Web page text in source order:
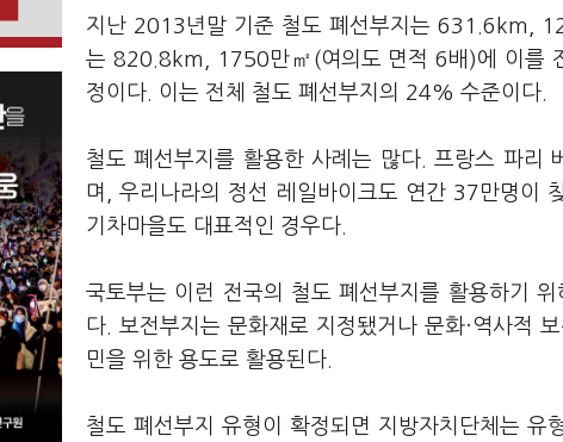
지난 2013년말 기준 철도 폐선부지는 631.6km,
는 820.8km, 1750만㎡(여의도 면적 6배)에 이를
정이다. 이는 전체 철도 폐선부지의 24% 수준이다.
철도 폐선부지를 활용한 사례는 많다. 프랑스 파리
며, 우리나라의 정선 레일바이크도 연간 37만명이
기차마을도 대표적인 경우다.
국토부는 이런 전국의 철도 폐선부지를 활용하기
다. 보전부지는 문화재로 지정됐거나 문화·역사적
민을 위한 용도로 활용된다.
철도 폐선부지 유형이 확정되면 지방자치단체는 유